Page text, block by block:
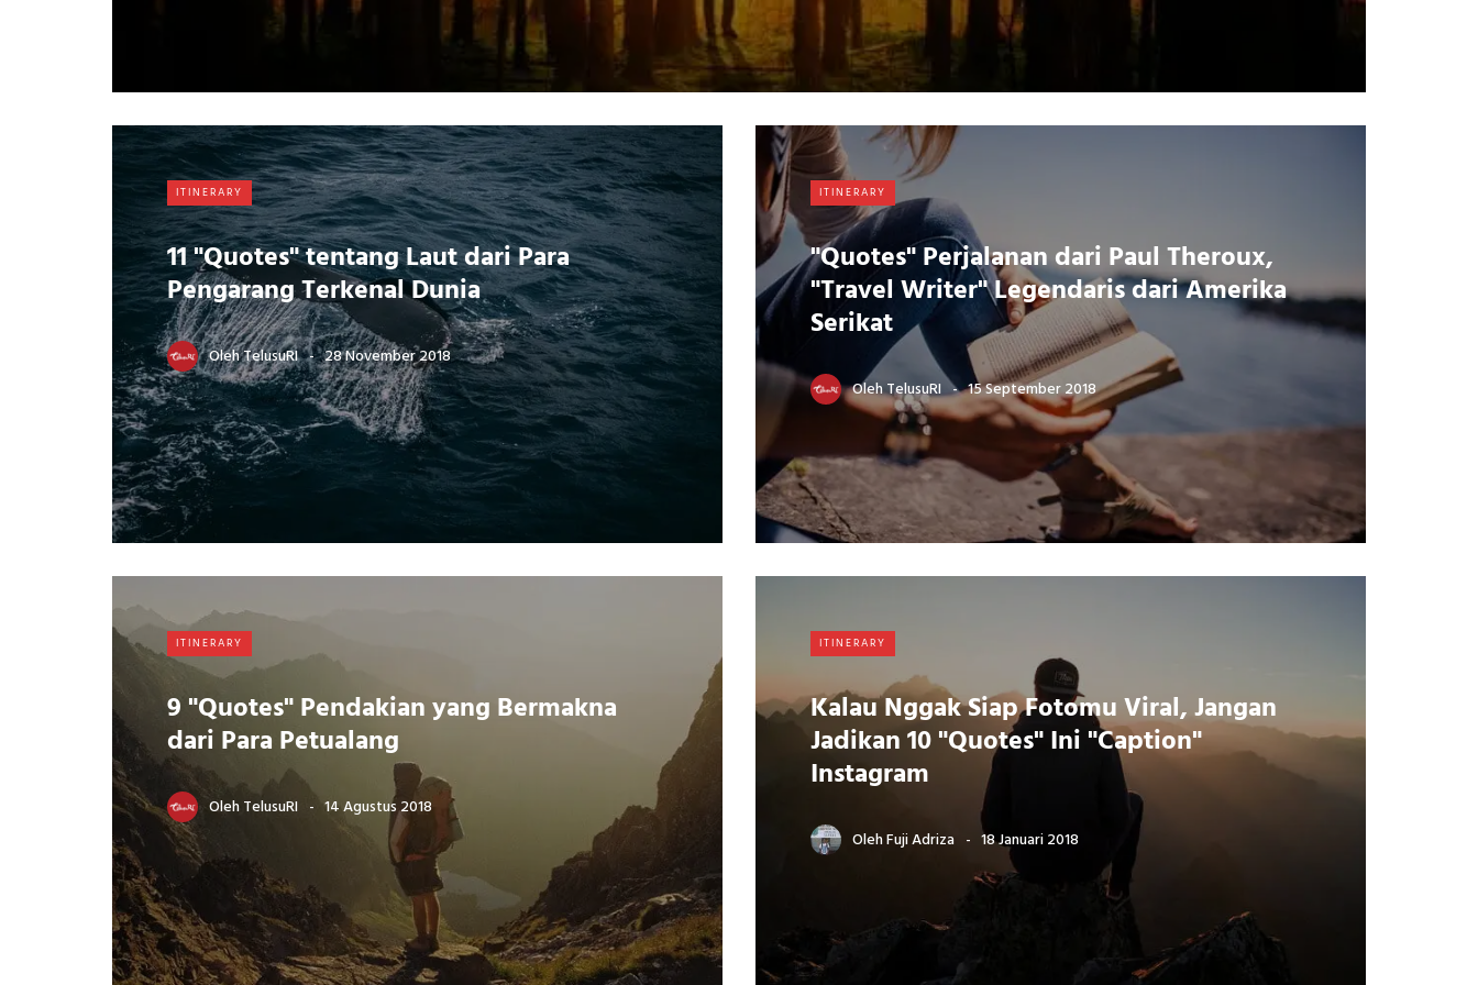
ITINERARY
11 "Quotes" tentang Laut dari Para
Pengarang Terkenal Dunia
OlehTelusuRI 28 November 2018
ITINERARY
"Quotes" Perjalanan dari Paul Theroux,
"Travel Writer" Legendaris dari Amerika
Serikat
OlehTelusuRI 15 September 2018
ITINERARY
9 "Quotes" Pendakian yang Bermakna
dari Para Petualang
OlehTelusuRI 14 Agustus 2018
ITINERARY
Kalau Nggak Siap Fotomu Viral, Jangan
Jadikan 10 "Quotes" Ini "Caption"
Instagram
OlehFuji Adriza 18 Januari 2018